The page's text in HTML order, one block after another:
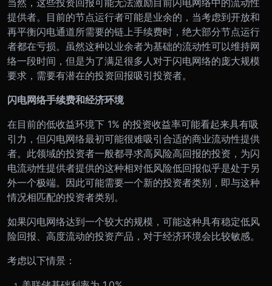
提供者。目前的节点运行者可能是业余的，当考虑到开放和
再平衡闪电通道所需要的链上手续费时，绝大部分节点运行
者都在亏损。虽然这种以业余者为基础的流动性可以维持网
络一段时间，但是为了满足很多人对于闪电网络的庞大规模
要求，需要有潜在的投资回报吸引投资者。
闪电网络手续费和经济环境
在目前的低收益环境下 1% 的投资收益率可能看起来具有吸
引力，但闪电网络最初可能很难吸引合适的商业流动性提供
者。此领域的投资者一般都寻求高风险高回报的投资，为闪
电流动性提供者提供的这种相对低风险低回报似乎是处于另
外一个极端。因此可能需要一个新的投资者类别，即与这种
情况相匹配的投资者类别。
如果闪电网络达到一个较大的规模，可能这种具有稳定低风
险回报、高度流动的投资产品，对于经济环境会比较敏感。
考虑以下情景：